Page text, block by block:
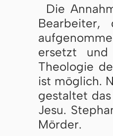
Die
ersetzt
Theologie
ist möglich.
gestaltet
Jesu.
Mörder.